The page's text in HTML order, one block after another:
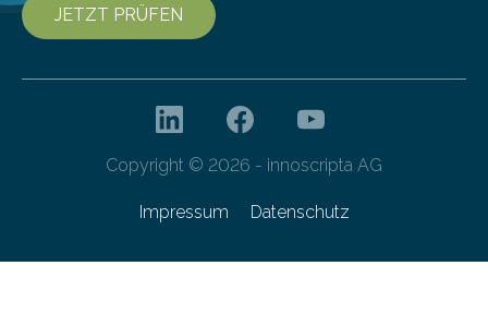
JETZT PRÜFEN
Copyright © 2026 - innoscripta AG
Impressum Datenschutz